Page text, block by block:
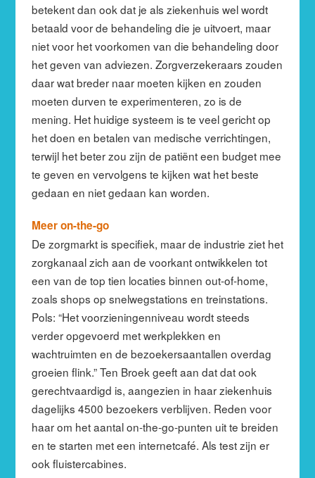
betekent dan ook dat je als ziekenhuis wel wordt
betaald voor de behandeling die je uitvoert, maar
niet voor het voorkomen van die behandeling door
het geven van adviezen. Zorgverzekeraars zouden
daar wat breder naar moeten kijken en zouden
moeten durven te experimenteren, zo is de
mening. Het huidige systeem is te veel gericht op
het doen en betalen van medische verrichtingen,
terwijl het beter zou zijn de patiënt een budget mee
te geven en vervolgens te kijken wat het beste
gedaan en niet gedaan kan worden.
Meer on-the-go
De zorgmarkt is specifiek, maar de industrie ziet het
zorgkanaal zich aan de voorkant ontwikkelen tot
een van de top tien locaties binnen out-of-home,
zoals shops op snelwegstations en treinstations.
Pols: “Het voorzieningenniveau wordt steeds
verder opgevoerd met werkplekken en
wachtruimten en de bezoekersaantallen overdag
groeien flink.” Ten Broek geeft aan dat dat ook
gerechtvaardigd is, aangezien in haar ziekenhuis
dagelijks 4500 bezoekers verblijven. Reden voor
haar om het aantal on-the-go-punten uit te breiden
en te starten met een internetcafé. Als test zijn er
ook fluistercabines.